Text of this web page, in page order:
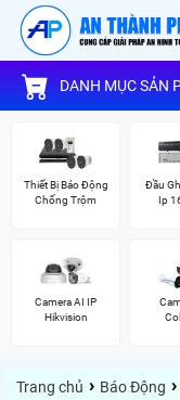
DANH MỤC SẢN
Thiết Bị Báo Động
Chống Trộm
Đầu Ghi
Ip
Camera AI IP
Hikvision
Trang chủ › Báo Động ›